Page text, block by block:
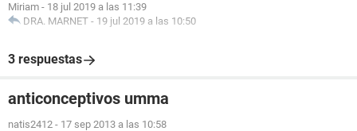
Miriam - 18 jul 2019 a las 11:39
DRA. MARNET - 19 jul 2019 a las 10:50
3 respuestas
anticonceptivos umma
natis2412 - 17 sep 2013 a las 10:58